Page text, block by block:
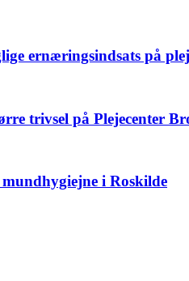
ernæringsindsats på
trivsel på Plejecenter
i Roskilde